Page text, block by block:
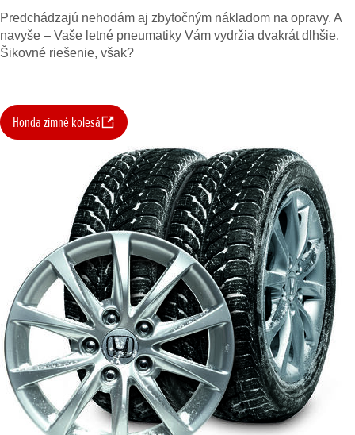
Predchádzajú nehodám aj zbytočným nákladom na opravy. A
navyše – Vaše letné pneumatiky Vám vydržia dvakrát dlhšie.
Šikovné riešenie, však?
Honda zimné kolesá